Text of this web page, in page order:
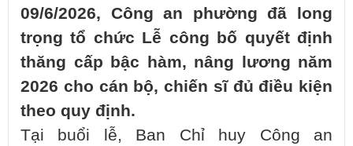
09/6/2026, Công an phường đã long
trọng tổ chức Lễ công bố quyết định
thăng cấp bậc hàm, nâng lương năm
2026 cho cán bộ, chiến sĩ đủ điều kiện
theo quy định.
Tại buổi lễ, Ban Chỉ huy Công an